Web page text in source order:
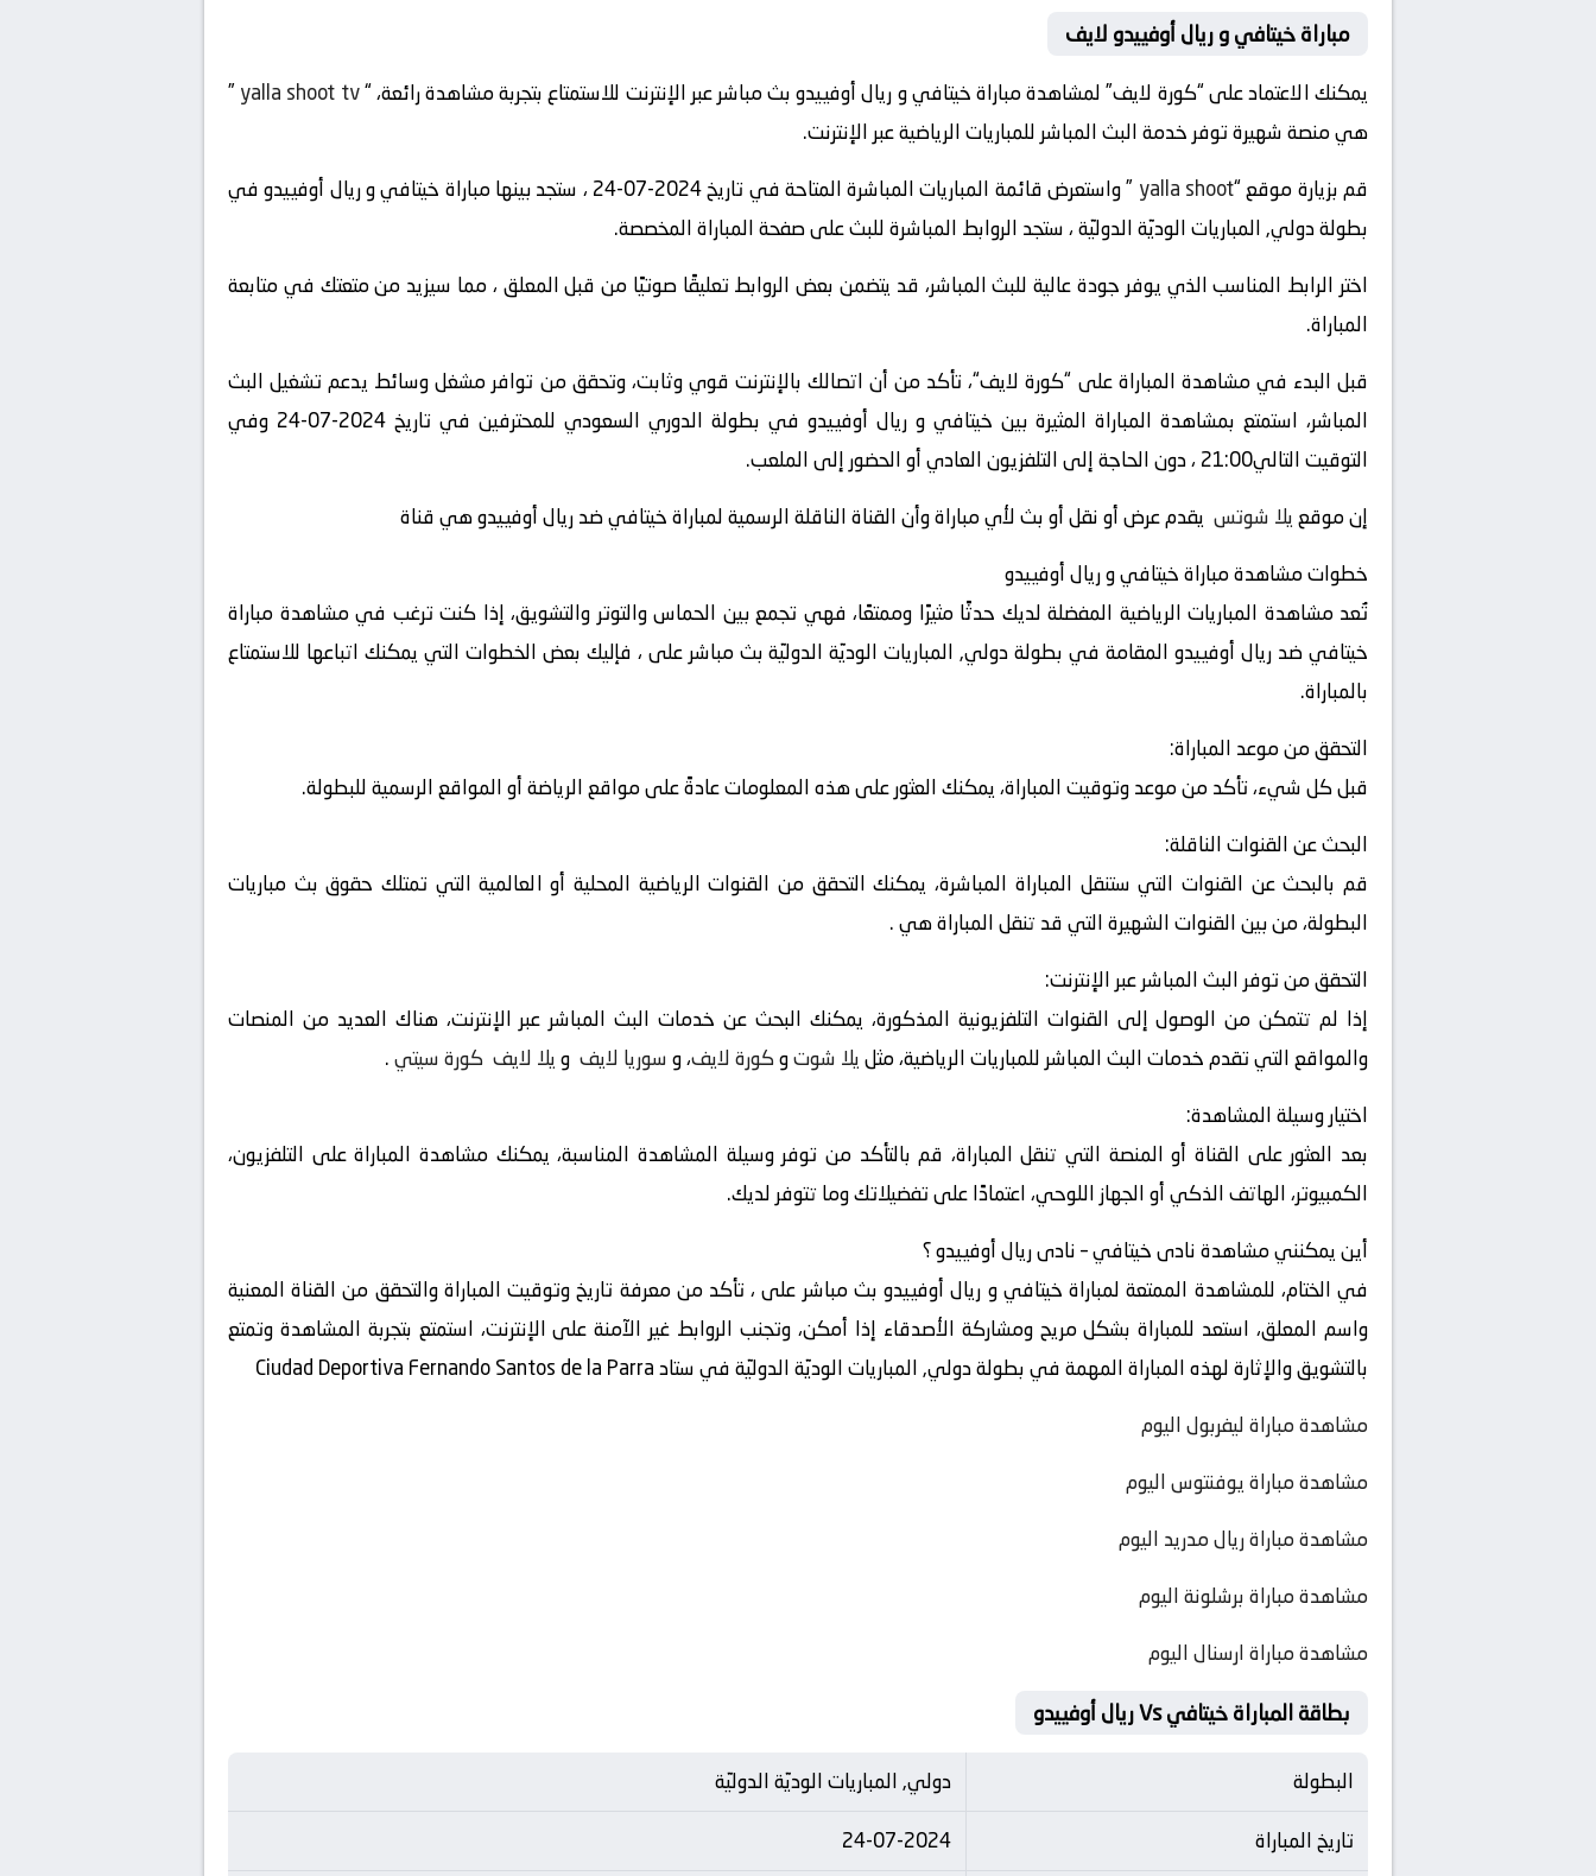
مباراة خيتافي و ريال أوفييدو لايف
يمكنك الاعتماد على “كورة لايف” لمشاهدة مباراة خيتافي و ريال أوفييدو بث مباشر عبر الإنترنت للاستمتاع بتجربة مشاهدة رائعة، “yalla shoot tv
”
هي منصة شهيرة توفر خدمة البث المباشر للمباريات الرياضية عبر الإنترنت.
قم بزيارة موقع “yalla shoot
” واستعرض قائمة المباريات المباشرة المتاحة في تاريخ 2024-07-24 ، ستجد بينها مباراة خيتافي و ريال أوفييدو في
بطولة دولي, المباريات الوديّة الدوليّة ، ستجد الروابط المباشرة للبث على صفحة المباراة المخصصة.
اختر الرابط المناسب الذي يوفر جودة عالية للبث المباشر، قد يتضمن بعض الروابط تعليقًا صوتيًا من قبل المعلق ، مما سيزيد من متعتك في متابعة
المباراة.
قبل البدء في مشاهدة المباراة على “كورة لايف“، تأكد من أن اتصالك بالإنترنت قوي وثابت، وتحقق من توافر مشغل وسائط يدعم تشغيل البث
المباشر، استمتع بمشاهدة المباراة المثيرة بين خيتافي و ريال أوفييدو في بطولة الدوري السعودي للمحترفين في تاريخ 2024-07-24 وفي
التوقيت التالي21:00 ، دون الحاجة إلى التلفزيون العادي أو الحضور إلى الملعب.
إن موقعيلا شوتس يقدم عرض أو نقل أو بث لأي مباراة وأن القناة الناقلة الرسمية لمباراة خيتافي ضد ريال أوفييدو هي قناة
خطوات مشاهدة مباراة خيتافي و ريال أوفييدو
تُعد مشاهدة المباريات الرياضية المفضلة لديك حدثًا مثيرًا وممتعًا، فهي تجمع بين الحماس والتوتر والتشويق، إذا كنت ترغب في مشاهدة مباراة
خيتافي ضد ريال أوفييدو المقامة في بطولة دولي, المباريات الوديّة الدوليّة بث مباشر على ، فإليك بعض الخطوات التي يمكنك اتباعها للاستمتاع
بالمباراة.
التحقق من موعد المباراة:
قبل كل شيء، تأكد من موعد وتوقيت المباراة، يمكنك العثور على هذه المعلومات عادةً على مواقع الرياضة أو المواقع الرسمية للبطولة.
البحث عن القنوات الناقلة:
قم بالبحث عن القنوات التي ستنقل المباراة المباشرة، يمكنك التحقق من القنوات الرياضية المحلية أو العالمية التي تمتلك حقوق بث مباريات
البطولة، من بين القنوات الشهيرة التي قد تنقل المباراة هي .
التحقق من توفر البث المباشر عبر الإنترنت:
إذا لم تتمكن من الوصول إلى القنوات التلفزيونية المذكورة، يمكنك البحث عن خدمات البث المباشر عبر الإنترنت، هناك العديد من المنصات
والمواقع التي تقدم خدمات البث المباشر للمباريات الرياضية، مثليلا شوتوكورة لايف، وسوريا لايف ويلا لايف كورة سيتي.
اختيار وسيلة المشاهدة:
بعد العثور على القناة أو المنصة التي تنقل المباراة، قم بالتأكد من توفر وسيلة المشاهدة المناسبة، يمكنك مشاهدة المباراة على التلفزيون،
الكمبيوتر، الهاتف الذكي أو الجهاز اللوحي، اعتمادًا على تفضيلاتك وما تتوفر لديك.
أين يمكنني مشاهدة ‎نادى خيتافي – نادى ريال أوفييدو ؟
في الختام، للمشاهدة الممتعة لمباراة خيتافي و ريال أوفييدو بث مباشر على ، تأكد من معرفة تاريخ وتوقيت المباراة والتحقق من القناة المعنية
واسم المعلق، استعد للمباراة بشكل مريح ومشاركة الأصدقاء إذا أمكن، وتجنب الروابط غير الآمنة على الإنترنت، استمتع بتجربة المشاهدة وتمتع
بالتشويق والإثارة لهذه المباراة المهمة في بطولة دولي, المباريات الوديّة الدوليّة في ستاد Ciudad Deportiva Fernando Santos de la Parra
مشاهدة مباراة ليفربول اليوم
مشاهدة مباراة يوفنتوس اليوم
مشاهدة مباراة ريال مدريد اليوم
مشاهدة مباراة برشلونة اليوم
مشاهدة مباراة ارسنال اليوم
بطاقة المباراة خيتافي Vs ريال أوفييدو
البطولة
دولي, المباريات الوديّة الدوليّة
تاريخ المباراة
24-07-2024